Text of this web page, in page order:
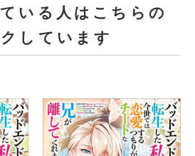
いる人はこちらの
しています